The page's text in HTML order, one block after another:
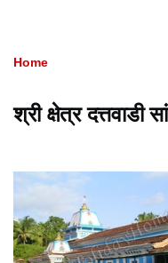
Breadcrumb
Home
श्री क्षेत्र दत्तवाडी